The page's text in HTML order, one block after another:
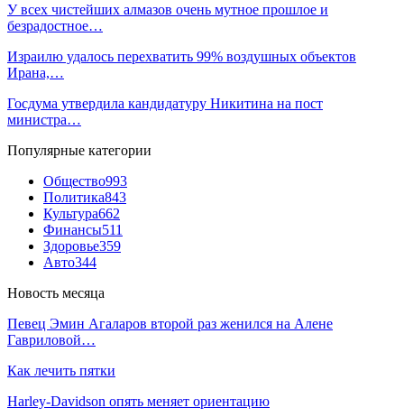
У всех чистейших алмазов очень мутное прошлое и
безрадостное…
Израилю удалось перехватить 99% воздушных объектов
Ирана,…
Госдума утвердила кандидатуру Никитина на пост
министра…
Популярные категории
Общество993
Политика843
Культура662
Финансы511
Здоровье359
Авто344
Новость месяца
Певец Эмин Агаларов второй раз женился на Алене
Гавриловой…
Как лечить пятки
Harley-Davidson опять меняет ориентацию